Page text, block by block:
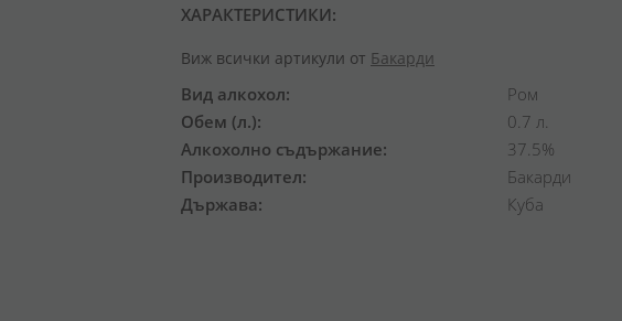
ХАРАКТЕРИСТИКИ:
Виж всички артикули от Бакарди
Вид алкохол
Ром
Обем (л.)
0.7 л.
Алкохолно съдържание
37.5%
Производител
Бакарди
Държава
Куба